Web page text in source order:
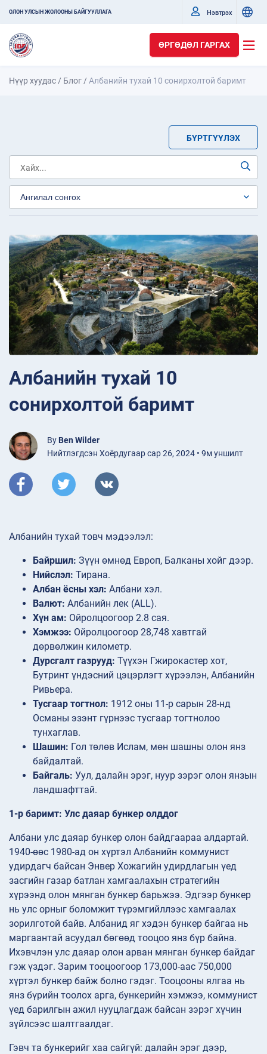
ОЛОН УЛСЫН ЖОЛООНЫ БАЙГУУЛЛАГА Нэвтрэх
ӨРГӨДӨЛ ГАРГАХ
Нүүр хуудас / Блог /Албанийн тухай 10 сонирхолтой баримт
БҮРТГҮҮЛЭХ
Албанийн тухай 10
сонирхолтой баримт
By Ben Wilder
Нийтлэгдсэн Хоёрдугаар сар 26, 2024 • 9м уншилт
Албанийн тухай товч мэдээлэл:
Байршил: Зүүн өмнөд Европ, Балканы хойг дээр.
Нийслэл: Тирана.
Албан ёсны хэл: Албани хэл.
Валют: Албанийн лек (ALL).
Хүн ам: Ойролцоогоор 2.8 сая.
Хэмжээ: Ойролцоогоор 28,748 хавтгай
дөрвөлжин километр.
Дурсгалт газрууд: Түүхэн Гжирокастер хот,
Бутринт үндэсний цэцэрлэгт хүрээлэн, Албанийн
Ривьера.
Тусгаар тогтнол: 1912 оны 11-р сарын 28-нд
Османы эзэнт гүрнээс тусгаар тогтнолоо
тунхаглав.
Шашин: Гол төлөв Ислам, мөн шашны олон янз
байдалтай.
Байгаль: Уул, далайн эрэг, нуур зэрэг олон янзын
ландшафттай.
1-р баримт: Улс даяар бункер олддог
Албани улс даяар бункер олон байдгаараа алдартай.
1940-өөс 1980-ад он хүртэл Албанийн коммунист
удирдагч байсан Энвер Хожагийн удирдлагын үед
засгийн газар батлан хамгаалахын стратегийн
хүрээнд олон мянган бункер барьжээ. Эдгээр бункер
нь улс орныг боломжит түрэмгийллээс хамгаалах
зорилготой байв. Албанид яг хэдэн бункер байгаа нь
маргаантай асуудал бөгөөд тооцоо янз бүр байна.
Ихэвчлэн улс даяар олон арван мянган бункер байдаг
гэж үздэг. Зарим тооцоогоор 173,000-аас 750,000
хүртэл бункер байж болно гэдэг. Тооцооны ялгаа нь
янз бүрийн тоолох арга, бункерийн хэмжээ, коммунист
үед барилгын ажил нууцлагдаж байсан зэрэг хүчин
зүйлсээс шалтгаалдаг.
Гэвч та бункерийг хаа сайгүй: далайн эрэг дээр,